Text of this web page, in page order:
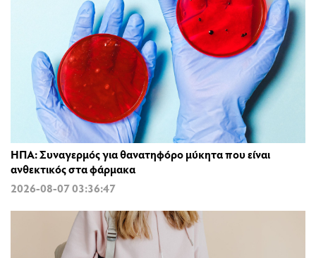
ΗΠΑ: Συναγερμός για θανατηφόρο μύκητα που είναι
ανθεκτικός στα φάρμακα
2026-08-07 03:36:47